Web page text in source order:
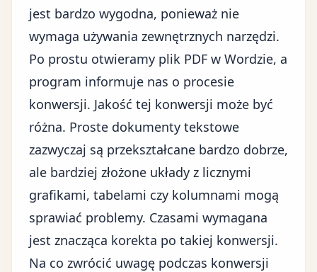
jest bardzo wygodna, ponieważ nie
wymaga używania zewnętrznych narzędzi.
Po prostu otwieramy plik PDF w Wordzie, a
program informuje nas o procesie
konwersji. Jakość tej konwersji może być
różna. Proste dokumenty tekstowe
zazwyczaj są przekształcane bardzo dobrze,
ale bardziej złożone układy z licznymi
grafikami, tabelami czy kolumnami mogą
sprawiać problemy. Czasami wymagana
jest znacząca korekta po takiej konwersji.
Na co zwrócić uwagę podczas konwersji